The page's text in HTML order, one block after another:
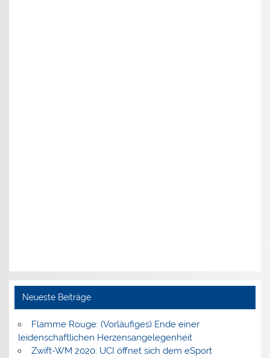
Neueste Beiträge
Flamme Rouge: (Vorläufiges) Ende einer
leidenschaftlichen Herzensangelegenheit
Zwift-WM 2020: UCI öffnet sich dem eSport